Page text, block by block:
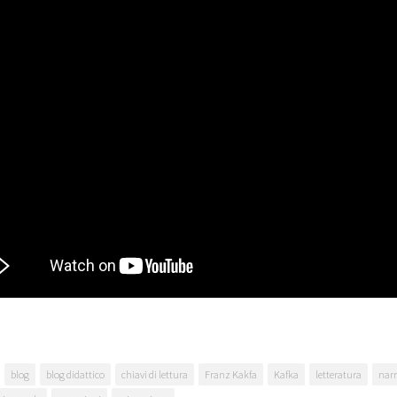
blog blog didattico chiavi di lettura Franz Kakfa Kafka letteratura